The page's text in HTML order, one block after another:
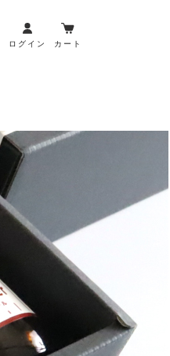
クリング
ランデー
トビール
ログイン カート